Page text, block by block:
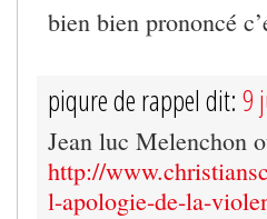
bien bien prononcé
piqure de rappel dit: 9
Jean luc Melenchon
http://
l-apologie-de-la-